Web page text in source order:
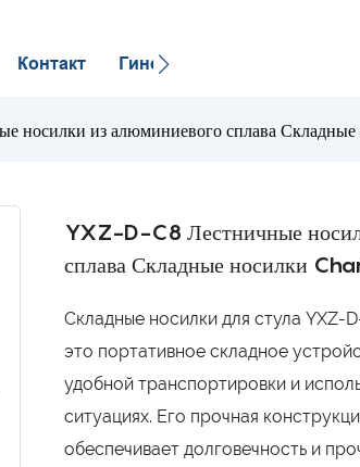
Контакт Гинекологическая кровать
носилки из алюминиевого сплава
YXZ-D-C8 Лестничные
сплава Складные носилки
Складные носилки для стула YXZ-
это портативное складное
удобной транспортировки и
ситуациях. Его прочная
обеспечивает долговечность и